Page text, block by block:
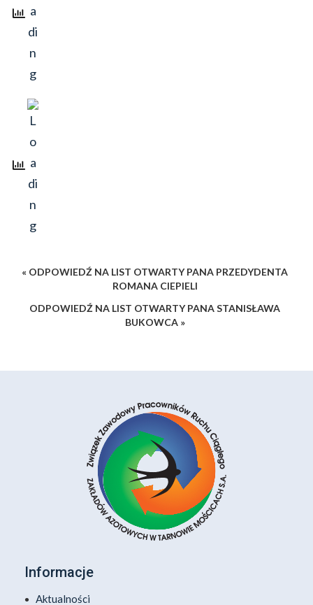
« ODPOWIEDŹ NA LIST OTWARTY PANA PRZEDYDENTA
ROMANA CIEPIELI
ODPOWIEDŹ NA LIST OTWARTY PANA STANISŁAWA
BUKOWCA »
Informacje
Aktualności